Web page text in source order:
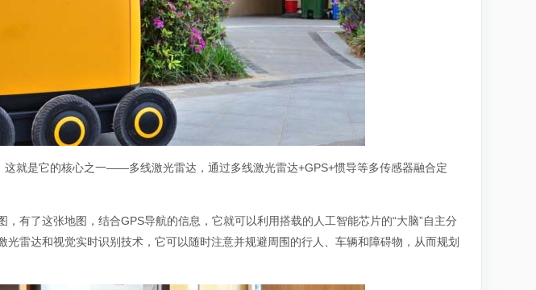
这就是它的核心之一——多线激光雷达，通过多线激光雷达+GPS+惯导等多传感器融合定
有了这张地图，结合GPS导航的信息，它就可以利用搭载的人工智能芯片的“大脑”自主分
雷达和视觉实时识别技术，它可以随时注意并规避周围的行人、车辆和障碍物，从而规划